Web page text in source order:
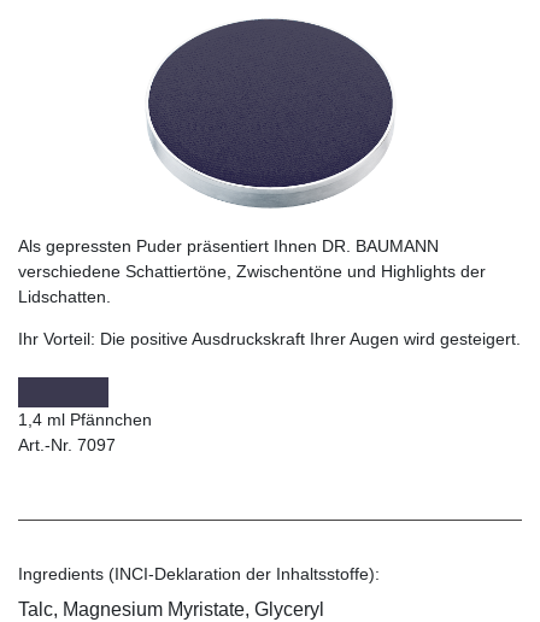
Als gepressten Puder präsentiert Ihnen DR. BAUMANN
verschiedene Schattiertöne, Zwischentöne und Highlights der
Lidschatten.
Ihr Vorteil: Die positive Ausdruckskraft Ihrer Augen wird gesteigert.
1,4 ml Pfännchen
Art.-Nr. 7097
Ingredients (INCI-Deklaration der Inhaltsstoffe):
Talc, Magnesium Myristate, Glyceryl